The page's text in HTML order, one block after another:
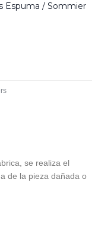
Espuma / Sommier
se realiza el
de la pieza dañada o